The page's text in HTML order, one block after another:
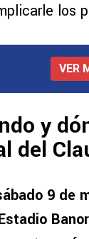
los
VER
y
del
9 de